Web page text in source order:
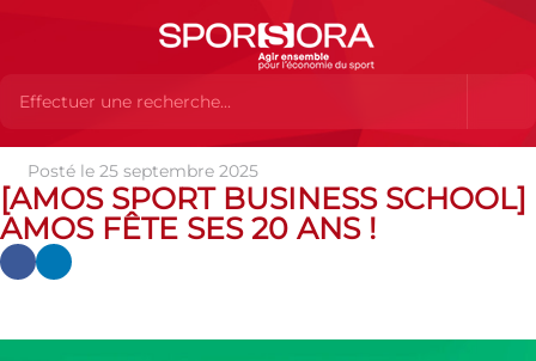
Actualités Actualités Actualités des MEMBRES
SPORT BUSINESS SCHOOL] AMOS fête ses 20 ans !
Posté le 25 septembre 2025
[AMOS SPORT BUSINESS SCHOOL]
AMOS FÊTE SES 20 ANS !